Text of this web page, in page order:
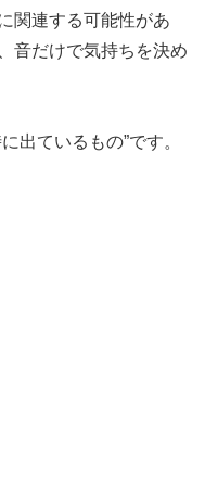
関連する可能性があ
音だけで気持ちを決め
出ているもの”です。